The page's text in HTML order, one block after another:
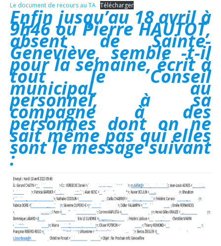
Le document de recours au TA Télécharger
Enfin jusqu’au 18 avril à
9h46 ou Pierre HAUTOT,
absent de Sainte-
Geneviève, semble -t-il
pour la semaine, écrit à
tout le Conseil
municipal, au
personnel, à sa
compagne à des
personnes dont on ne
sait même pas qui elles
sont le message suivant
: